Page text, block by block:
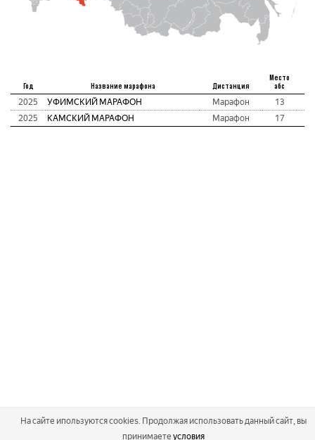
Год Название марафона Дистанция
Место
абс
2025 УФИМСКИЙ МАРАФОН Марафон 13
2025
КАМСКИЙ МАРАФОН Марафон 17
На сайте ипользуются cookies. Продолжая использовать данный сайт, вы
принимаете условия